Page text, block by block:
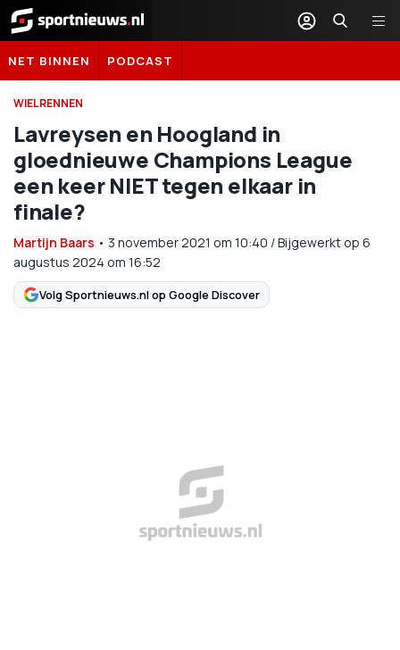
Sportnieuws.nl
NET BINNEN PODCAST
WIELRENNEN
Lavreysen en Hoogland in
gloednieuwe Champions League
een keer NIET tegen elkaar in
finale?
Martijn Baars • 3 november 2021 om 10:40 /Bijgewerkt op 6
augustus 2024 om 16:52
Volg Sportnieuws.nl op Google Discover